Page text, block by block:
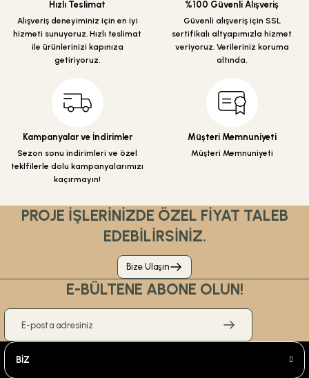
Ürün fiyatı diğer sitelerden daha pahalı.
Bu ürüne benzer farklı alternatifler olmalı.
Hızlı Teslimat
Alışveriş deneyiminiz için en iyi
hizmeti sunuyoruz. Hızlı teslimat
ile ürünlerinizi kapınıza
getiriyoruz.
%100 Güvenli Alışveriş
Güvenli alışveriş için SSL
sertifikalı altyapımızla hizmet
veriyoruz. Verileriniz koruma
altında.
Kampanyalar ve İndirimler
Sezon sonu indirimleri ve özel
teklfilerle dolu kampanyalarımızı
kaçırmayın!
Müşteri Memnuniyeti
Müşteri Memnuniyeti
PROJE İŞLERİNİZDE ÖZEL FİYAT TALEB
EDEBİLİRSİNİZ.
Bize Ulaşın
E-BÜLTENE ABONE OLUN!
BİZ